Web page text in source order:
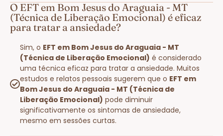
O EFT em Bom Jesus do Araguaia - MT
(Técnica de Liberação Emocional) é eficaz
para tratar a ansiedade?
Sim, o EFT em Bom Jesus do Araguaia - MT
(Técnica de Liberação Emocional) é considerado
uma técnica eficaz para tratar a ansiedade. Muitos
estudos e relatos pessoais sugerem que o EFT em
Bom Jesus do Araguaia - MT (Técnica de
Liberação Emocional) pode diminuir
significativamente os sintomas de ansiedade,
mesmo em sessões curtas.